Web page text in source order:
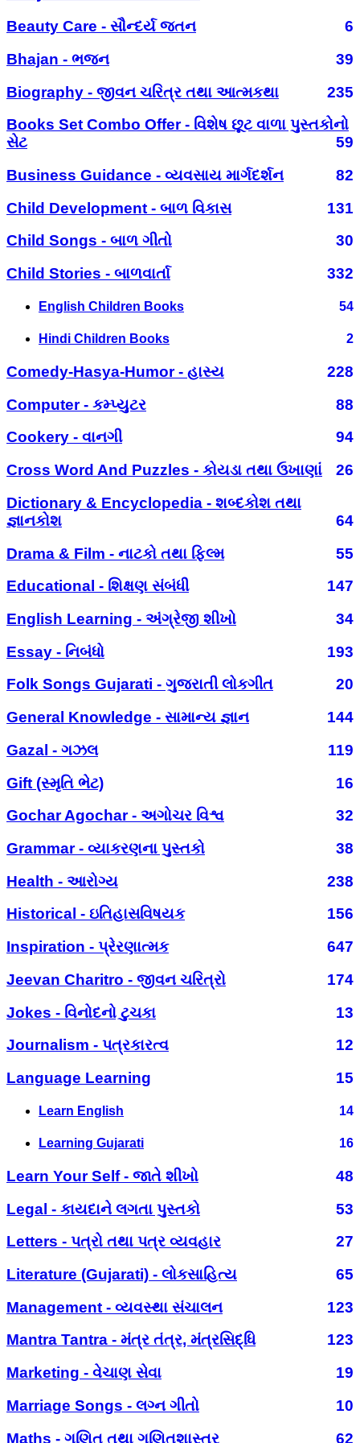
Beauty Care - સૌન્દર્ય જતન
6
Bhajan - ભજન
39
Biography - જીવન ચરિત્ર તથા આત્મકથા
235
Books Set Combo Offer - વિશેષ છૂટ વાળા પુસ્તકોનો
સેટ
59
Business Guidance - વ્યવસાય માર્ગદર્શન
82
Child Development - બાળ વિકાસ
131
Child Songs - બાળ ગીતો
30
Child Stories - બાળવાર્તા
332
English Children Books 54
Hindi Children Books 2
Comedy-Hasya-Humor - હાસ્ય
228
Computer - કમ્પ્યુટર
88
Cookery - વાનગી
94
Cross Word And Puzzles - કોયડા તથા ઉખાણાં
26
Dictionary & Encyclopedia - શબ્દકોશ તથા
જ્ઞાનકોશ
64
Drama & Film - નાટકો તથા ફિલ્મ
55
Educational - શિક્ષણ સંબંધી
147
English Learning - અંગ્રેજી શીખો
34
Essay - નિબંધો
193
Folk Songs Gujarati - ગુજરાતી લોકગીત
20
General Knowledge - સામાન્ય જ્ઞાન
144
Gazal - ગઝલ
119
Gift (સ્મૃતિ ભેટ)
16
Gochar Agochar - અગોચર વિશ્વ
32
Grammar - વ્યાકરણના પુસ્તકો
38
Health - આરોગ્ય
238
Historical - ઇતિહાસવિષયક
156
Inspiration - પ્રેરણાત્મક
647
Jeevan Charitro - જીવન ચરિત્રો
174
Jokes - વિનોદનો ટુચકા
13
Journalism - પત્રકારત્વ
12
Language Learning
15
Learn English 14
Learning Gujarati 16
Learn Your Self - જાતે શીખો
48
Legal - કાયદાને લગતા પુસ્તકો
53
Letters - પત્રો તથા પત્ર વ્યવહાર
27
Literature (Gujarati) - લોકસાહિત્ય
65
Management - વ્યવસ્થા સંચાલન
123
Mantra Tantra - મંત્ર તંત્ર, મંત્રસિદ્ધિ
123
Marketing - વેચાણ સેવા
19
Marriage Songs - લગ્ન ગીતો
10
Maths - ગણિત તથા ગણિતશાસ્ત્ર
62